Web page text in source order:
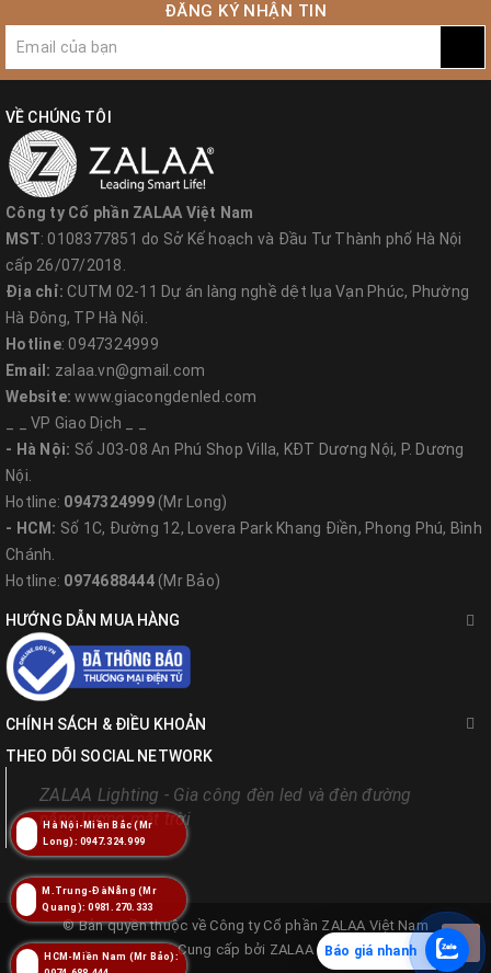
Phạm vi sử dụng
Chiếu sáng công viên, vườn hoa, đường dạo, thảm cỏ
ĐĂNG KÝ NHẬN TIN
VỀ CHÚNG TÔI
Công ty Cổ phần ZALAA Việt Nam
MST: 0108377851 do Sở Kế hoạch và Đầu Tư Thành phố Hà Nội
cấp 26/07/2018.
Địa chỉ: CUTM 02-11 Dự án làng nghề dệt lụa Vạn Phúc, Phường
Hà Đông, TP Hà Nội.
Hotline: 0947324999
Email: zalaa.vn@gmail.com
Website:www.giacongdenled.com
_ _ VP Giao Dịch _ _
- Hà Nội: Số J03-08 An Phú Shop Villa, KĐT Dương Nội, P. Dương
Nội.
Hotline: 0947324999(Mr Long)
- HCM: Số 1C, Đường 12, Lovera Park Khang Điền, Phong Phú, Bình
Chánh.
Hotline: 0974688444(Mr Bảo)
HƯỚNG DẪN MUA HÀNG
CHÍNH SÁCH & ĐIỀU KHOẢN
THEO DÕI SOCIAL NETWORK
ZALAA Lighting - Gia công đèn led và đèn đường
năng lượng mặt trời
© Bản quyền thuộc về Công ty Cổ phần ZALAA Việt Nam
Cung cấp bởi ZALAA
HCM-Miền Nam (Mr Bảo):
Hà Nội-Miền Bắc (Mr
Long): 0947.324.999
M.Trung-ĐàNẵng (Mr
Quang): 0981.270.333
Báo giá nhanh